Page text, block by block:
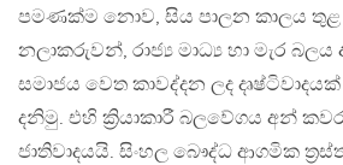
පමණක්ම නොව, සිය පාලන කාලය
නලාකරුවන්, රාජ්‍ය මාධ්‍ය හා මැර
සමාජය වෙත කාවද්දන ලද
දනිමු. එහි ක්‍රියාකාරී බලවේගය අන්
ජාතිවාදයයි. සිංහල බෞද්ධ ආගමික